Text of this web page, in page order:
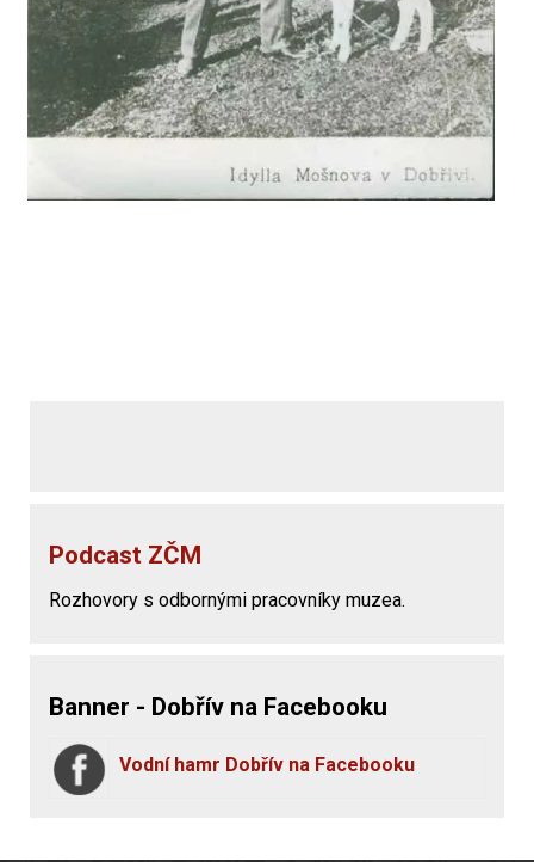
Podcast ZČM
Rozhovory s odbornými pracovníky muzea.
Banner - Dobřív na Facebooku
Vodní hamr Dobřív na Facebooku